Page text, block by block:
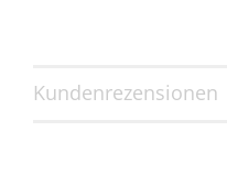
Kundenrezensionen